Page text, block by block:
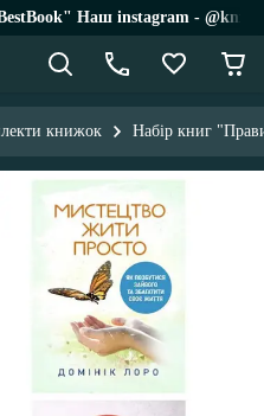
Наш instagram -
книжок Набір книг